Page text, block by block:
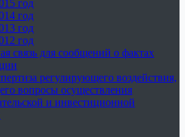
год
год
год
год
связь для сообщений о фактах
регулирующего воздействия,
вопросы осуществления
и инвестиционной